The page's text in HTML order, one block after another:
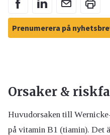
Prenumerera på
Orsaker &
Huvudorsaken till
på vitamin B1 (tiamin). Det